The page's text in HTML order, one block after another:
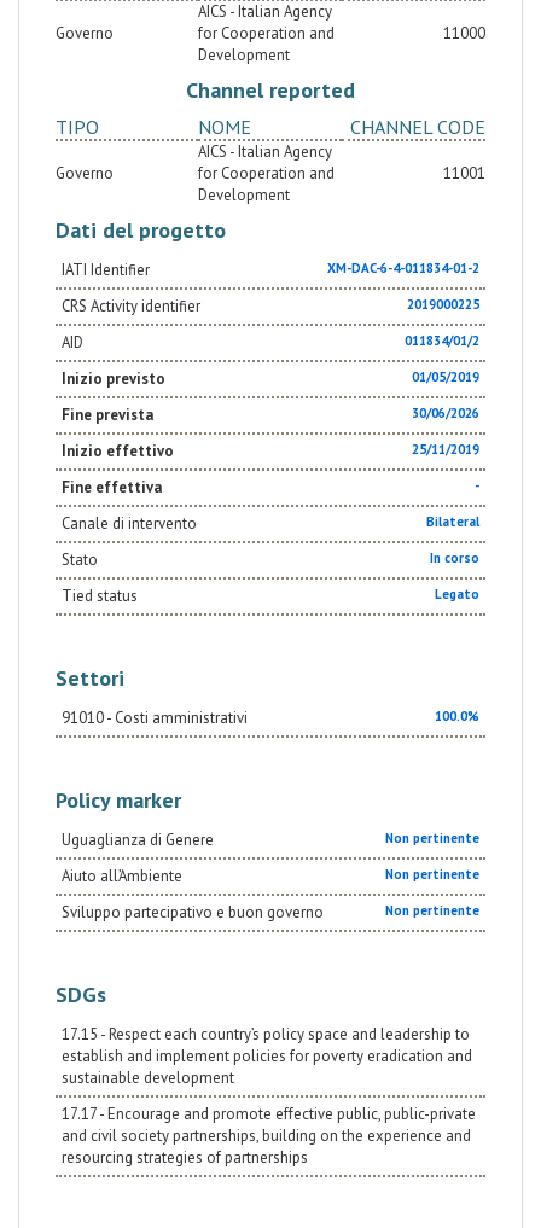
Governo
AICS - Italian Agency
for Cooperation and
Development
11000
Channel reported
TIPO NOME CHANNEL CODE
Governo
AICS - Italian Agency
for Cooperation and
Development
11001
Dati del progetto
IATI Identifier XM-DAC-6-4-011834-01-2
CRS Activity identifier 2019000225
AID 011834/01/2
Inizio previsto 01/05/2019
Fine prevista 30/06/2026
Inizio effettivo 25/11/2019
Fine effettiva -
Canale di intervento Bilateral
Stato In corso
Tied status Legato
Settori
91010 - Costi amministrativi 100.0%
Policy marker
Uguaglianza di Genere Non pertinente
Aiuto all’Ambiente Non pertinente
Sviluppo partecipativo e buon governo Non pertinente
SDGs
17.15 - Respect each country’s policy space and leadership to
establish and implement policies for poverty eradication and
sustainable development
17.17 - Encourage and promote effective public, public-private
and civil society partnerships, building on the experience and
resourcing strategies of partnerships